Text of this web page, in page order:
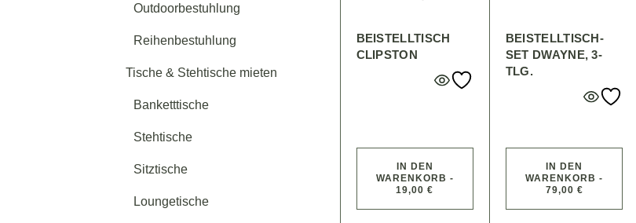
BEISTELLTISCH
CLIPSTON
IN DEN
WARENKORB -
19,00 €
BEISTELLTISCH-
SET DWAYNE, 3-
TLG.
IN DEN
WARENKORB -
79,00 €
Outdoorbestuhlung
Reihenbestuhlung
Tische & Stehtische mieten
Banketttische
Stehtische
Sitztische
Loungetische